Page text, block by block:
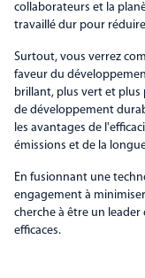
collaborateurs et la
travaillé dur pour
Surtout, vous verrez
faveur du
brillant, plus vert et plus
de développement
les avantages de
émissions et de la
En fusionnant une
engagement à
cherche à être un
efficaces.